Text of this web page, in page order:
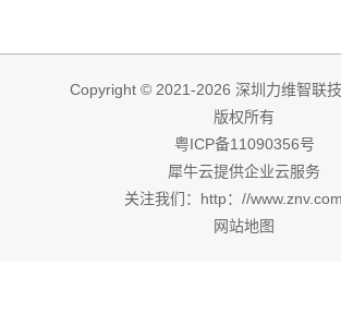
Copyright © 2021-2026 深圳力维智联
版权所有
粤ICP备11090356号
犀牛云提供企业云服务
关注我们：http：//
网站地图